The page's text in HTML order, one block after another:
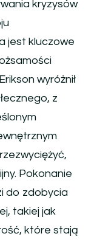
kryzysów
jest kluczowe
wyróżnił
z
Pokonanie
do zdobycia
takiej jak
które stają